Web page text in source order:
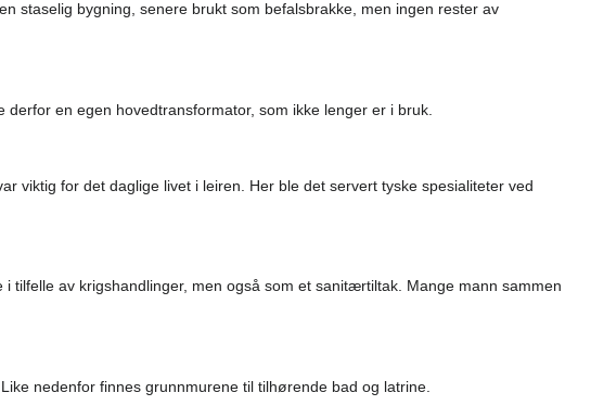
staselig bygning, senere brukt som befalsbrakke, men ingen rester av
en egen hovedtransformator, som ikke lenger er i bruk.
viktig for det daglige livet i leiren. Her ble det servert tyske spesialiteter ved
av krigshandlinger, men også som et sanitærtiltak. Mange mann sammen
nedenfor finnes grunnmurene til tilhørende bad og latrine.